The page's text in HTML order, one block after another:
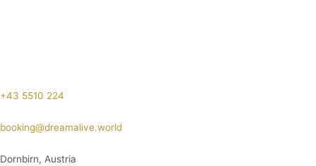
+43 5510 224
booking@dreamalive.world
Dornbirn, Austria